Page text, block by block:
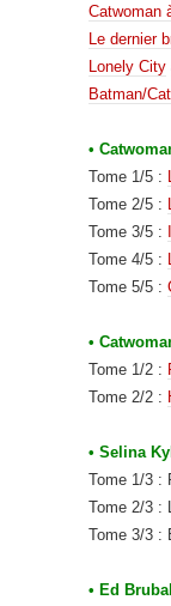
Catwoman
Le dernier
Lonely City
Batman/
•
Tome 1/5 :
Tome 2/5 :
Tome 3/5 :
Tome 4/5 :
Tome 5/5 :
•
Tome 1/2 :
Tome 2/2 :
• Selina
Tome 1/3 :
Tome 2/3 :
Tome 3/3 :
• Ed